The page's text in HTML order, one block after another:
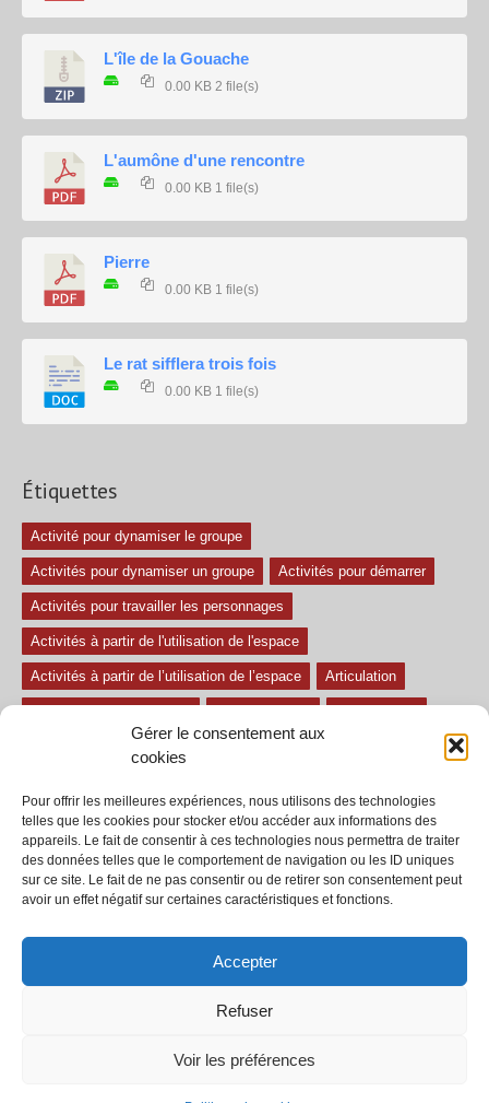
Gérer le consentement aux
cookies
Pour offrir les meilleures expériences, nous utilisons des technologies
telles que les cookies pour stocker et/ou accéder aux informations des
appareils. Le fait de consentir à ces technologies nous permettra de traiter
des données telles que le comportement de navigation ou les ID uniques
sur ce site. Le fait de ne pas consentir ou de retirer son consentement peut
avoir un effet négatif sur certaines caractéristiques et fonctions.
Accepter
Refuser
Voir les préférences
L'île de la Gouache
0.00 KB 2 file(s)
L'aumône d'une rencontre
0.00 KB 1 file(s)
Pierre
0.00 KB 1 file(s)
Le rat sifflera trois fois
0.00 KB 1 file(s)
Étiquettes
Activité pour dynamiser le groupe
Activités pour dynamiser un groupe Activités pour démarrer
Activités pour travailler les personnages
Activités à partir de l'utilisation de l'espace
Activités à partir de l’utilisation de l’espace Articulation
Exercices difficiles
Le regard et la voix Pièce pour enfant Sans paroles
Secondaire séances tous les exercices
Tous les exercices de théâtre
inc.